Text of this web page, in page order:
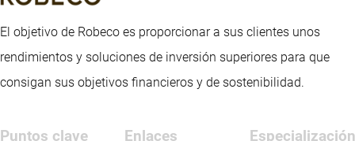
El objetivo de Robeco es proporcionar a sus clientes unos
rendimientos y soluciones de inversión superiores para que
consigan sus objetivos financieros y de sostenibilidad.
Puntos clave
Enlaces
Especialización